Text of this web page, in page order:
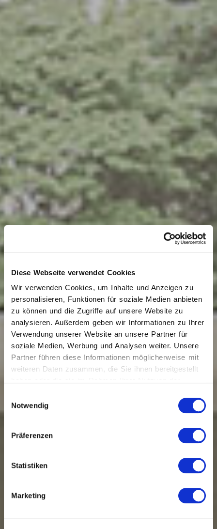
Diese Webseite verwendet Cookies
Wir verwenden Cookies, um Inhalte und Anzeigen zu
personalisieren, Funktionen für soziale Medien anbieten
zu können und die Zugriffe auf unsere Website zu
analysieren. Außerdem geben wir Informationen zu Ihrer
Verwendung unserer Website an unsere Partner für
soziale Medien, Werbung und Analysen weiter. Unsere
Partner führen diese Informationen möglicherweise mit
weiteren Daten zusammen, die Sie ihnen bereitgestellt
Notwendig
Präferenzen
Statistiken
Marketing